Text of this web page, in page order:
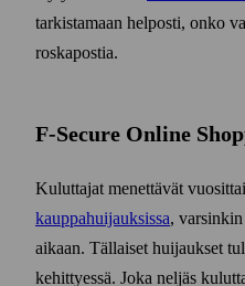
tarkistamaan helposti, onko
roska­postia.
F-Secure Online
Kuluttajat menettävät
kauppa­huijauksissa,
aikaan. Tällaiset huijaukset
kehittyessä. Joka neljäs